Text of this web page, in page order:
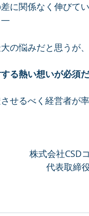
に関係なく伸びて
―
の悩みだと思うが
る熱い想いが必須だ
せるべく経営者が
株式会社CSD
代表取締